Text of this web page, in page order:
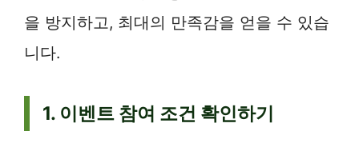
을 방지하고, 최대의 만족감을 얻을 수 있습
니다.
1. 이벤트 참여 조건 확인하기